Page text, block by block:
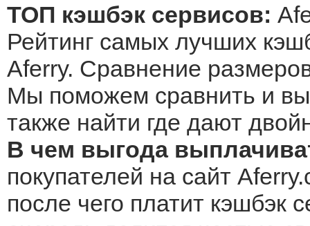
ТОП кэшбэк сервисов:
Рейтинг самых лучших
Aferry. Сравнение
Мы поможем сравнить и
также найти где дают
В чем выгода
покупателей на сайт
после чего платит кэшбэк